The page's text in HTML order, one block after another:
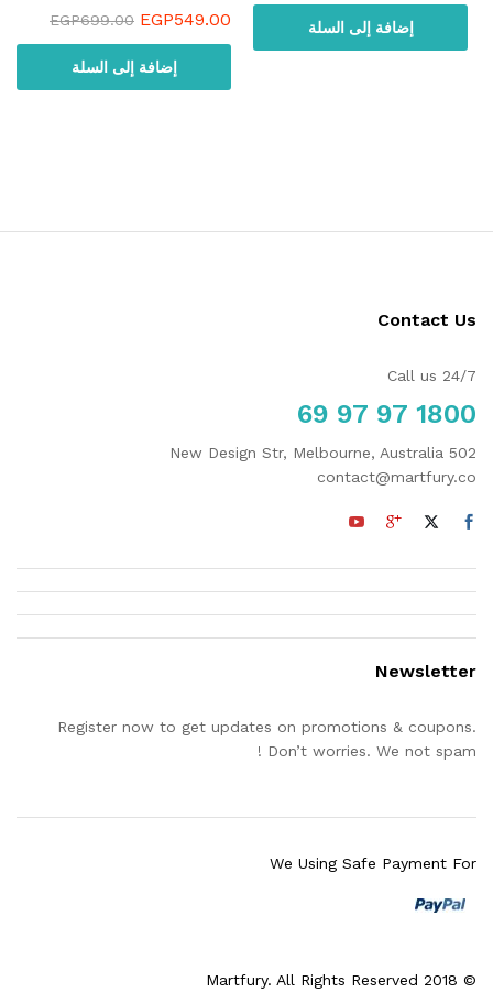
إضافة إلى السلة EGP549.00
EGP699.00
إضافة إلى السلة
Contact Us
Call us 24/7
1800 97 97 69
502 New Design Str, Melbourne, Australia
contact@martfury.co
Newsletter
Register now to get updates on promotions & coupons.
Don’t worries. We not spam !
© 2018 Martfury. All Rights Reserved
We Using Safe Payment For